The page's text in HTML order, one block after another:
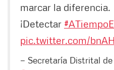
marcar la diferencia.
¡Detectar
pic.twitter.com/
— Secretaría Distrital